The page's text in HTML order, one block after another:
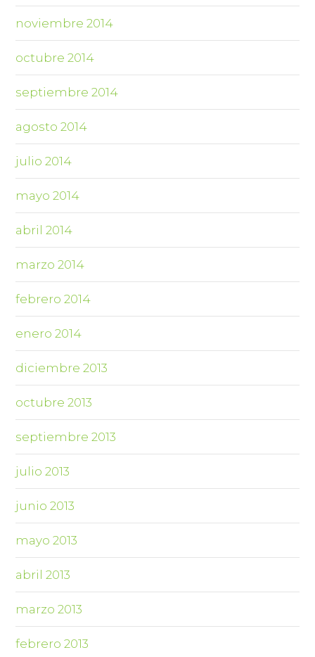
noviembre 2014
octubre 2014
septiembre 2014
agosto 2014
julio 2014
mayo 2014
abril 2014
marzo 2014
febrero 2014
enero 2014
diciembre 2013
octubre 2013
septiembre 2013
julio 2013
junio 2013
mayo 2013
abril 2013
marzo 2013
febrero 2013